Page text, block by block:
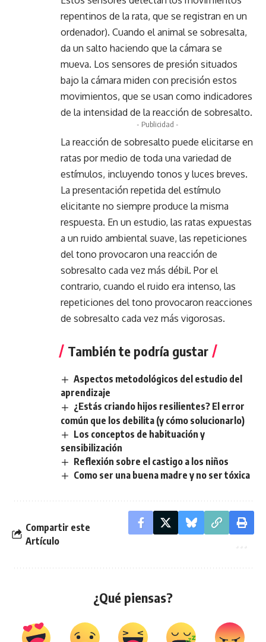
repentinos de la rata, que se registran en un
ordenador). Cuando el animal se sobresalta,
da un salto haciendo que la cámara se
mueva. Los sensores de presión situados
bajo la cámara miden con precisión estos
movimientos, que se usan como indicadores
de la intensidad de la reacción de sobresalto.
- Publicidad -
La reacción de sobresalto puede elicitarse en
ratas por medio de toda una variedad de
estímulos, incluyendo tonos y luces breves.
La presentación repetida del estímulo
elicitante no siempre produce la misma
respuesta. En un estudio, las ratas expuestas
a un ruido ambiental suave, las repeticiones
del tono provocaron una reacción de
sobresalto cada vez más débil. Por el
contrario, cuando el ruido era intenso, las
repeticiones del tono provocaron reacciones
de sobresalto cada vez más vigorosas.
También te podría gustar
Aspectos metodológicos del estudio del
aprendizaje
¿Estás criando hijos resilientes? El error
común que los debilita (y cómo solucionarlo)
Los conceptos de habituación y
sensibilización
Reflexión sobre el castigo a los niños
Como ser una buena madre y no ser tóxica
Compartir este
Artículo
¿Qué piensas?